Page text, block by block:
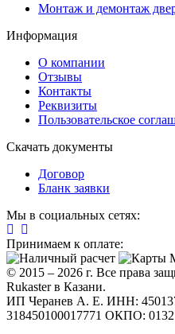
Монтаж и демонтаж
Информация
О компании
Отзывы
Контакты
Реквизиты
Пользовательское
Скачать документы
Договор
Бланк заявки
Мы в социальных сетях:
Принимаем к оплате:
© 2015 – 2026 г. Все права
Rukaster в Казани.
ИП Черанев А. Е. ИНН:
318450100017771 ОКПО: